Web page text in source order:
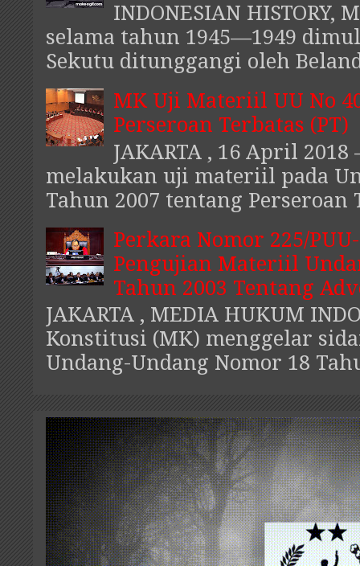
INDONESIAN HISTORY,
selama tahun 1945—1949
Sekutu ditunggangi oleh
MK Uji Materiil UU No
Perseroan Terbatas (PT)
JAKARTA , 16 April
melakukan uji materiil pada
Tahun 2007 tentang Perseroan
Perkara Nomor 225/
Pengujian Materiil
Tahun 2003 Tentang
JAKARTA , MEDIA HUKUM
Konstitusi (MK) menggelar
Undang-Undang Nomor 18